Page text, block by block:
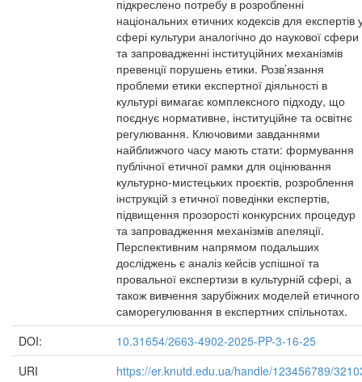
підкреслено потребу в розробленні
національних етичних кодексів для експертів
сфері культури аналогічно до наукової сфери
та запровадженні інституційних механізмів
превенції порушень етики. Розв’язання
проблеми етики експертної діяльності в
культурі вимагає комплексного підходу, що
поєднує нормативне, інституційне та освітнє
регулювання. Ключовими завданнями
найближчого часу мають стати: формування
публічної етичної рамки для оцінювання
культурно-мистецьких проєктів, розроблення
інструкцій з етичної поведінки експертів,
підвищення прозорості конкурсних процедур
та запровадження механізмів апеляції.
Перспективним напрямом подальших
досліджень є аналіз кейсів успішної та
провальної експертизи в культурній сфері, а
також вивчення зарубіжних моделей етичного
саморегулювання в експертних спільнотах.
DOI:
10.31654/2663-4902-2025-PP-3-16-25
URI
https://er.knutd.edu.ua/handle/123456789/